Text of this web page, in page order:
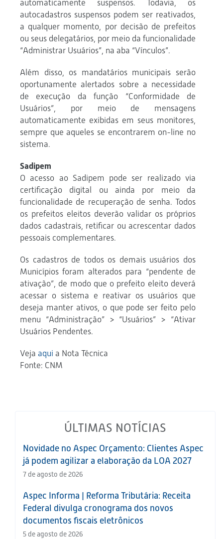
automaticamente suspensos. Todavia, os
autocadastros suspensos podem ser reativados,
a qualquer momento, por decisão de prefeitos
ou seus delegatários, por meio da funcionalidade
“Administrar Usuários”, na aba “Vínculos”.
Além disso, os mandatários municipais serão
oportunamente alertados sobre a necessidade
de execução da função “Conformidade de
Usuários”, por meio de mensagens
automaticamente exibidas em seus monitores,
sempre que aqueles se encontrarem on-line no
sistema.
Sadipem
O acesso ao Sadipem pode ser realizado via
certificação digital ou ainda por meio da
funcionalidade de recuperação de senha. Todos
os prefeitos eleitos deverão validar os próprios
dados cadastrais, retificar ou acrescentar dados
pessoais complementares.
Os cadastros de todos os demais usuários dos
Municípios foram alterados para “pendente de
ativação”, de modo que o prefeito eleito deverá
acessar o sistema e reativar os usuários que
deseja manter ativos, o que pode ser feito pelo
menu “Administração” > “Usuários” > “Ativar
Usuários Pendentes.
Veja aqui a Nota Técnica
Fonte: CNM
ÚLTIMAS NOTÍCIAS
Novidade no Aspec Orçamento: Clientes Aspec
já podem agilizar a elaboração da LOA 2027
7 de agosto de 2026
Aspec Informa | Reforma Tributária: Receita
Federal divulga cronograma dos novos
documentos fiscais eletrônicos
5 de agosto de 2026